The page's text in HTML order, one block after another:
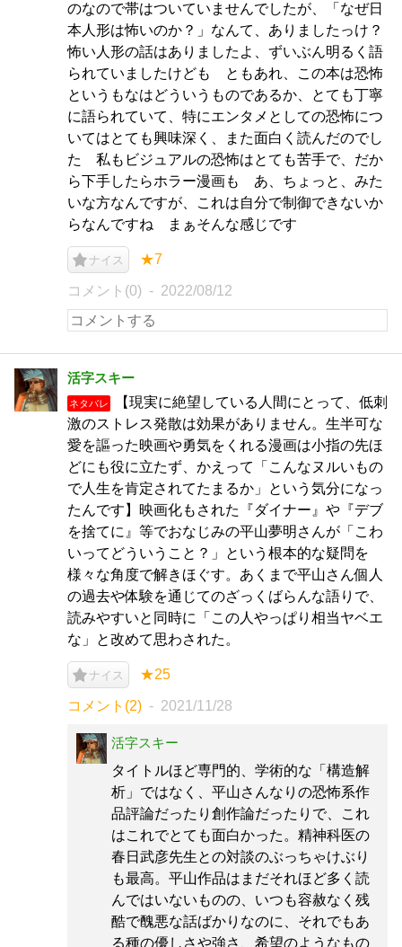
のなので帯はついていませんでしたが、「なぜ日
本人形は怖いのか？」なんて、ありましたっけ？
怖い人形の話はありましたよ、ずいぶん明るく語
られていましたけども ともあれ、この本は恐怖
というもなはどういうものであるか、とても丁寧
に語られていて、特にエンタメとしての恐怖につ
いてはとても興味深く、また面白く読んだのでし
た 私もビジュアルの恐怖はとても苦手で、だか
ら下手したらホラー漫画も あ、ちょっと、みた
いな方なんですが、これは自分で制御できないか
らなんですね まぁそんな感じです
ナイス ★7
コメント(0) 2022/08/12
活字スキー
ネタバレ
【現実に絶望している人間にとって、低刺
激のストレス発散は効果がありません。生半可な
愛を謳った映画や勇気をくれる漫画は小指の先ほ
どにも役に立たず、かえって「こんなヌルいもの
で人生を肯定されてたまるか」という気分になっ
たんです】映画化もされた『ダイナー』や『デブ
を捨てに』等でおなじみの平山夢明さんが「こわ
いってどういうこと？」という根本的な疑問を
様々な角度で解きほぐす。あくまで平山さん個人
の過去や体験を通じてのざっくばらんな語りで、
読みやすいと同時に「この人やっぱり相当ヤベエ
な」と改めて思わされた。
ナイス ★25
コメント(2) 2021/11/28
活字スキー
タイトルほど専門的、学術的な「構造解
析」ではなく、平山さんなりの恐怖系作
品評論だったり創作論だったりで、これ
はこれでとても面白かった。精神科医の
春日武彦先生との対談のぶっちゃけぶり
も最高。平山作品はまだそれほど多く読
んではいないものの、いつも容赦なく残
酷で醜悪な話ばかりなのに、それでもあ
る種の優しさや強さ、希望のようなもの